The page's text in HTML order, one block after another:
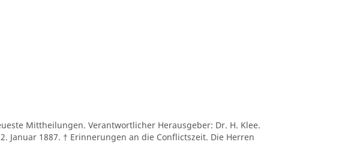
Mittheilungen. Verantwortlicher Herausgeber: Dr. H. Klee.
Januar 1887. † Erinnerungen an die Conflictszeit. Die Herren